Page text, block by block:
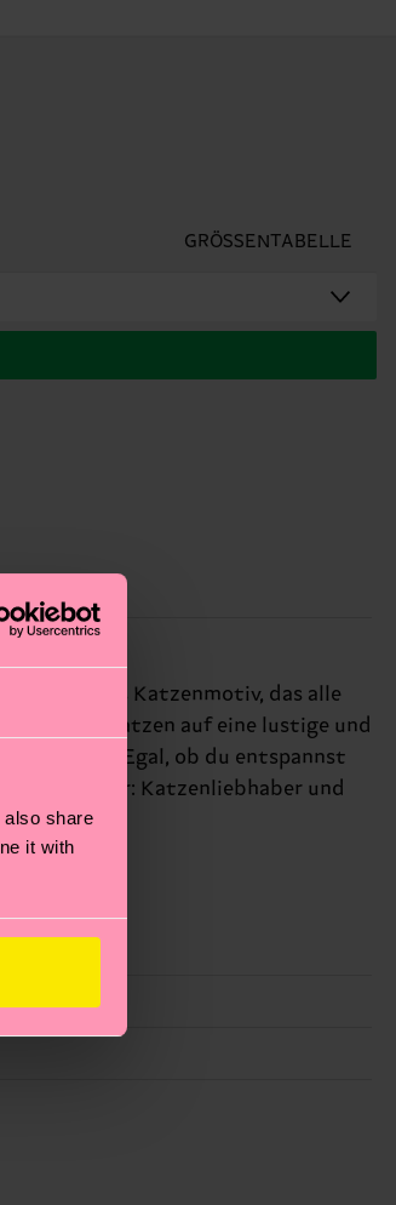
share
it with
GRÖSSENTABELLE
Katzenmotiv, das alle
Liebe zu Katzen auf eine lustige und
Egal, ob du entspannst
für: Katzenliebhaber und
Emissionen, die richtige Pflege von